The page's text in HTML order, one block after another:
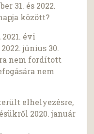
31. és 2022.
között?
évi
június 30.
nem fordított
nem
elhelyezésre,
2020. január